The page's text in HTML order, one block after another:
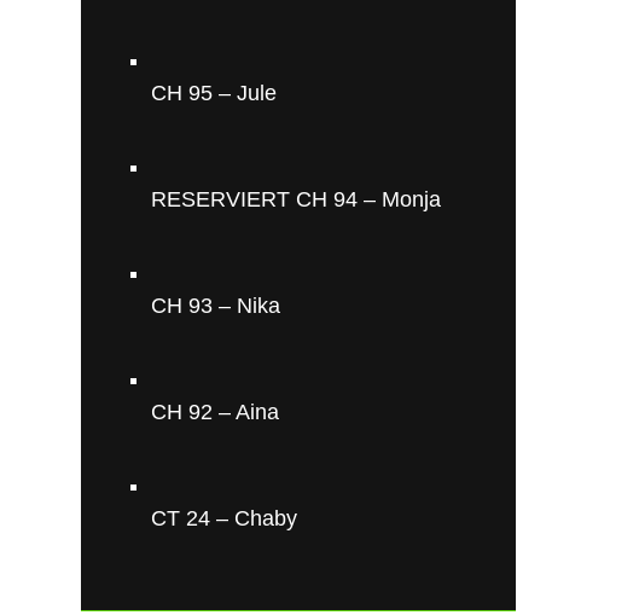
CH 95 – Jule
RESERVIERT CH 94 – Monja
CH 93 – Nika
CH 92 – Aina
CT 24 – Chaby